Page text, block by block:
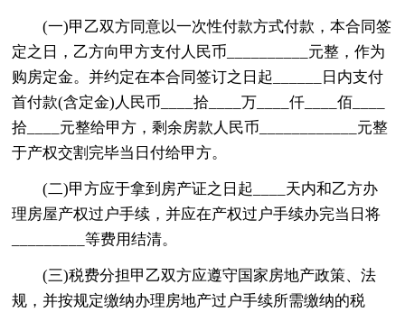
(一)甲乙双方同意以一次性付款方式付款，本合同签
定之日，乙方向甲方支付人民币__________元整，作为
购房定金。并约定在本合同签订之日起______日内支付
首付款(含定金)人民币____拾____万____仟____佰____
拾____元整给甲方，剩余房款人民币____________元整
于产权交割完毕当日付给甲方。
(二)甲方应于拿到房产证之日起____天内和乙方办
理房屋产权过户手续，并应在产权过户手续办完当日将
_________等费用结清。
(三)税费分担甲乙双方应遵守国家房地产政策、法
规，并按规定缴纳办理房地产过户手续所需缴纳的税